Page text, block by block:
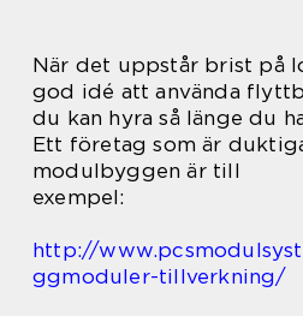
När det uppstår brist på
god idé att använda
du kan hyra så länge du
Ett företag som är
modulbyggen är till
exempel:
http://
ggmoduler-tillverkning/